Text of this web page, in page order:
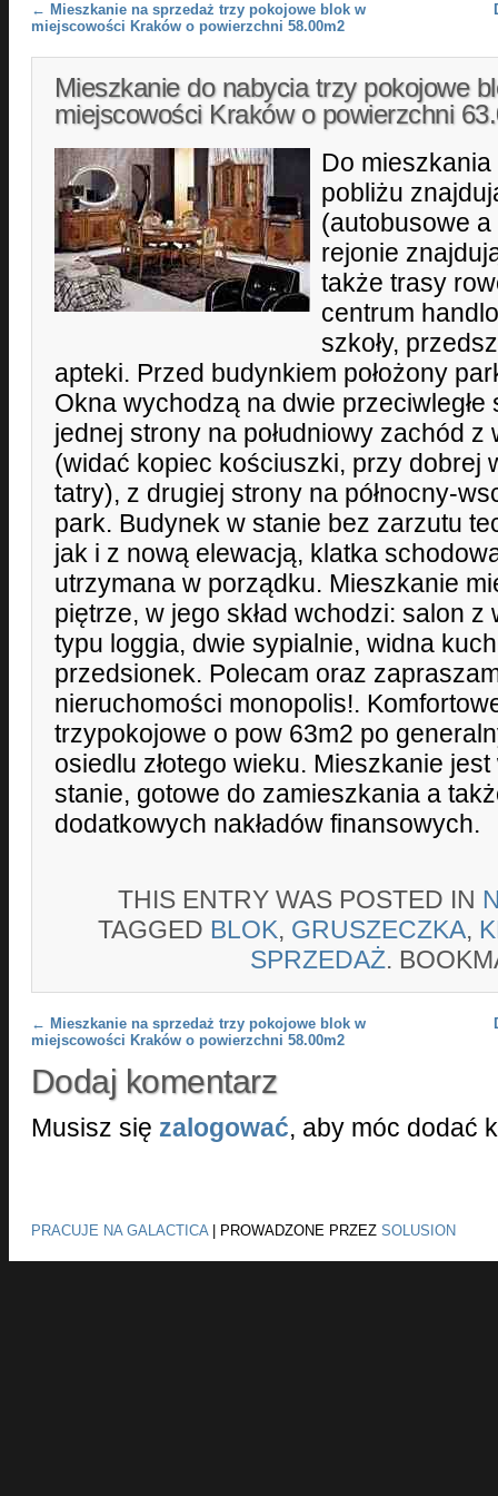
Post navigation
← Mieszkanie na sprzedaż trzy pokojowe blok w
miejscowości Kraków o powierzchni 58.00m2
Mieszkanie do nabycia trzy pokojowe
miejscowości Kraków o powierzchni
Do
pobliżu
(autobusowe
rejonie
także trasy
centrum
szkoły,
apteki. Przed budynkiem położony
Okna wychodzą na dwie
jednej strony na południowy zachód
(widać kopiec kościuszki, przy dobrej
tatry), z drugiej strony na północny-
park. Budynek w stanie bez zarzutu
jak i z nową elewacją, klatka
utrzymana w porządku. Mieszkanie
piętrze, w jego skład wchodzi: salon
typu loggia, dwie sypialnie, widna
przedsionek. Polecam oraz
nieruchomości monopolis!.
trzypokojowe o pow 63m2 po
osiedlu złotego wieku. Mieszkanie
stanie, gotowe do zamieszkania a
dodatkowych nakładów finansowych.
THIS ENTRY WAS POSTED IN
TAGGED BLOK, GRUSZECZKA,
SPRZEDAŻ.
Post navigation
← Mieszkanie na sprzedaż trzy pokojowe blok w
miejscowości Kraków o powierzchni 58.00m2
Dodaj komentarz
Musisz się zalogować, aby móc dodać
PRACUJE NA GALACTICA| PROWADZONE PRZEZ SOLUSION